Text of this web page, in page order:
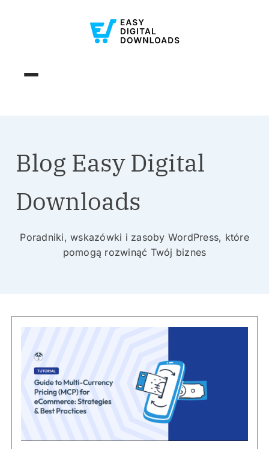
Blog Easy Digital
Downloads
Poradniki, wskazówki i zasoby WordPress, które
pomogą rozwinąć Twój biznes